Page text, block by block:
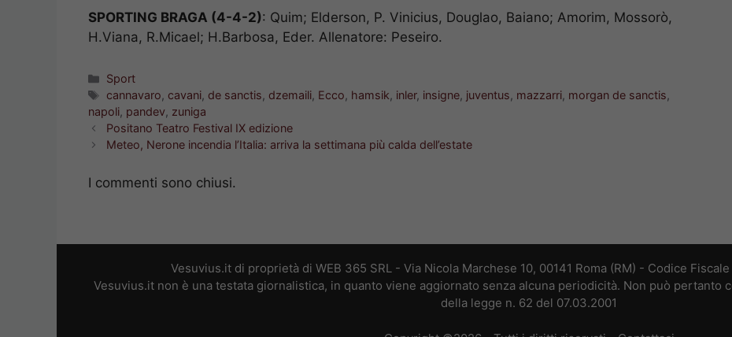
SPORTING BRAGA (4-4-2): Quim; Elderson, P. Vinicius, Douglao, Baiano; Amorim, Mossorò,
H.Viana, R.Micael; H.Barbosa, Eder. Allenatore: Peseiro.
Categorie
Sport
Tag
cannavaro, cavani, de sanctis, dzemaili, Ecco, hamsik, inler, insigne, juventus, mazzarri, morgan de sanctis,
napoli, pandev, zuniga
Positano Teatro Festival IX edizione
Meteo, Nerone incendia l’Italia: arriva la settimana più calda dell’estate
I commenti sono chiusi.
Vesuvius.it di proprietà di WEB 365 SRL - Via Nicola Marchese 10, 00141 Roma (RM) - Codice
Vesuvius.it non è una testata giornalistica, in quanto viene aggiornato senza alcuna periodicità. Non può
della legge n. 62 del 07.03.2001